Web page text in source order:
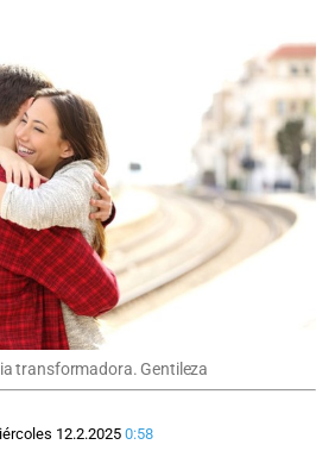
transformadora. Gentileza
12.2.2025 0:58